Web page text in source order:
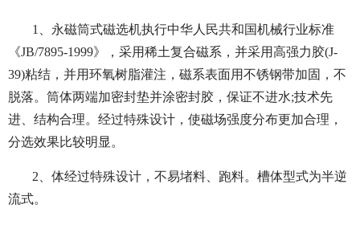
1、永磁筒式磁选机执行中华人民共和国机械行业标准
《JB/7895-1999》，采用稀土复合磁系，并采用高强力胶(J-
39)粘结，并用环氧树脂灌注，磁系表面用不锈钢带加固，不
脱落。筒体两端加密封垫并涂密封胶，保证不进水;技术先
进、结构合理。经过特殊设计，使磁场强度分布更加合理，
分选效果比较明显。
2、体经过特殊设计，不易堵料、跑料。槽体型式为半逆
流式。